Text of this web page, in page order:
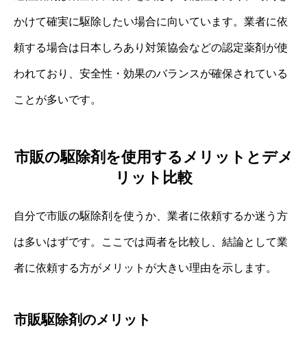
かけて確実に駆除したい場合に向いています。業者に依
頼する場合は日本しろあり対策協会などの認定薬剤が使
われており、安全性・効果のバランスが確保されている
ことが多いです。
市販の駆除剤を使用するメリットとデメ
リット比較
自分で市販の駆除剤を使うか、業者に依頼するか迷う方
は多いはずです。ここでは両者を比較し、結論として業
者に依頼する方がメリットが大きい理由を示します。
市販駆除剤のメリット